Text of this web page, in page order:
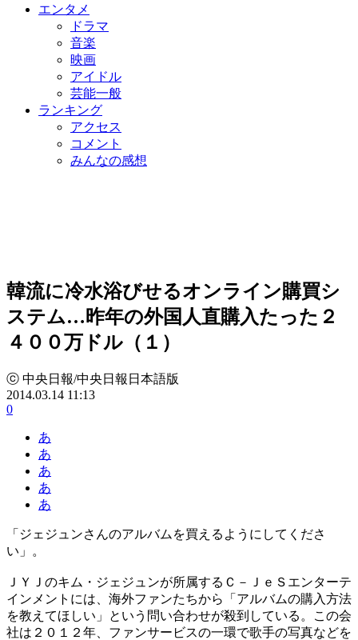
エンタメ
ドラマ
音楽
映画
アイドル
芸能一般
ランキング
アクセス
コメント
みんなの感想
韓流に冷水浴びせるオンライン購買シ
ステム…昨年の外国人直購入たった２
４００万ドル（１）
ⓒ 中央日報/中央日報日本語版
2014.03.14 11:13
0
あ
あ
あ
あ
あ
「ジェジュンさんのアルバムを買えるようにしてくださ
い」。
ＪＹＪのキム・ジェジュンが所属するＣ－ＪｅＳエンターテ
インメントには、海外ファンたちから「アルバムの購入方法
を教えてほしい」という問い合わせが殺到している。この会
社は２０１２年、ファンサービスの一環で歌手の写真などを